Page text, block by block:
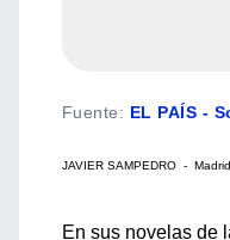
Fuente: EL PAÍS -
JAVIER SAMPEDRO - Madrid
En sus novelas de